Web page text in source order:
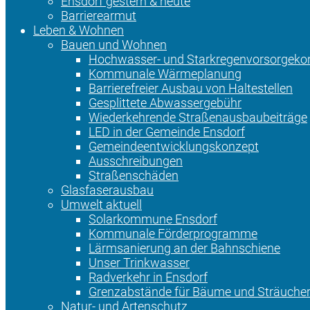
Barrierearmut
Leben & Wohnen
Bauen und Wohnen
Hochwasser- und
Kommunale Wärmeplanung
Barrierefreier Ausbau von Haltestellen
Gesplittete Abwassergebühr
Wiederkehrende Straßenausbaubeiträge
LED in der Gemeinde Ensdorf
Gemeindeentwicklungskonzept
Ausschreibungen
Straßenschäden
Glasfaserausbau
Umwelt aktuell
Solarkommune Ensdorf
Kommunale Förderprogramme
Lärmsanierung an der Bahnschiene
Unser Trinkwasser
Radverkehr in Ensdorf
Grenzabstände für Bäume und Sträucher
Natur- und Artenschutz